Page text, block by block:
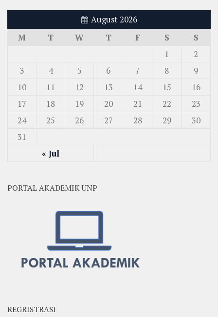
August 2026
M
T W T F S S
« Jul
1
2
3
4 5 6 7 8
9
10
11 12 13 14 15
16
17
18 19 20 21 22
23
24
25 26 27 28 29
30
31
PORTAL AKADEMIK UNP
REGRISTRASI